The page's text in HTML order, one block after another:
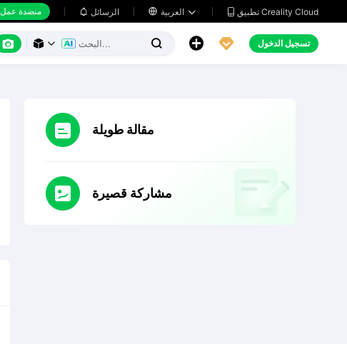
منضدة عمل  الرسائل    تطبيق Creality Cloud
      تسجيل الدخول
مقالة طويلة
مشاركة قصيرة